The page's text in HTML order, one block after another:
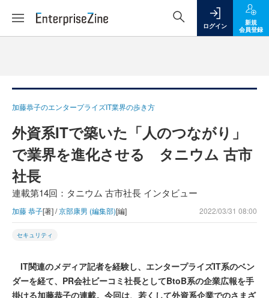
ログイン
新規
会員登録
加藤恭子のエンタープライズIT業界の歩き方
外資系ITで築いた「人のつながり」
で業界を進化させる タニウム 古市
社長
連載第14回：タニウム 古市社長 インタビュー
加藤 恭子[著] /京部康男 (編集部)[編] 2022/03/31 08:00
セキュリティ
IT関連のメディア記者を経験し、エンタープライズIT系のベン
ダーを経て、PR会社ビーコミ社長としてBtoB系の企業広報を手
掛ける加藤恭子の連載。今回は、若くして外資系企業でのさまざ